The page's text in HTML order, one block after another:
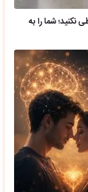
ها قاطی نکنید؛ شما را به